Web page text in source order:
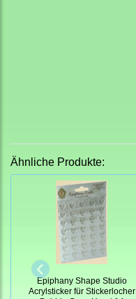
Ähnliche Produkte:
Epiphany Shape Studio
Acrylsticker für Stickerlocher